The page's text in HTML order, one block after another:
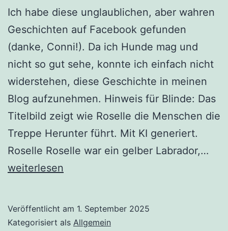
Ich habe diese unglaublichen, aber wahren
Geschichten auf Facebook gefunden
(danke, Conni!). Da ich Hunde mag und
nicht so gut sehe, konnte ich einfach nicht
widerstehen, diese Geschichte in meinen
Blog aufzunehmen. Hinweis für Blinde: Das
Titelbild zeigt wie Roselle die Menschen die
Treppe Herunter führt. Mit KI generiert.
Roselle Roselle war ein gelber Labrador,…
weiterlesen
Veröffentlicht am 1. September 2025
Kategorisiert als Allgemein